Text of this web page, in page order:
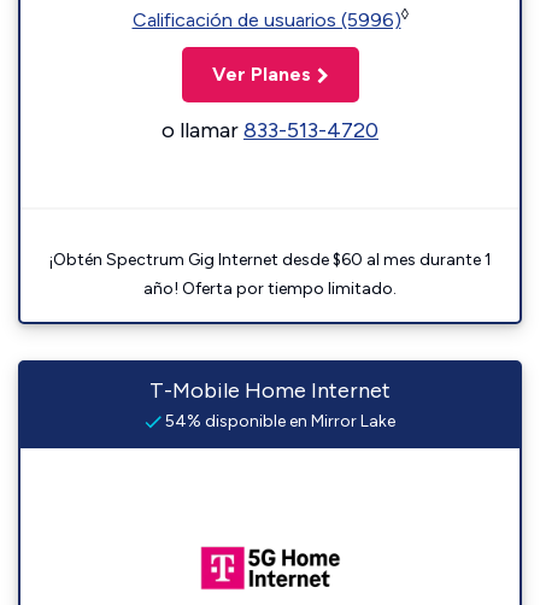
Calificación de usuarios (5996)◊
Ver Planes
o llamar833-513-4720
¡Obtén Spectrum Gig Internet desde $60 al mes durante 1
año! Oferta por tiempo limitado.
T-Mobile Home Internet
54% disponible en Mirror Lake